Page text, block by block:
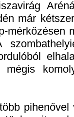
már
mérkőzésen
mégis